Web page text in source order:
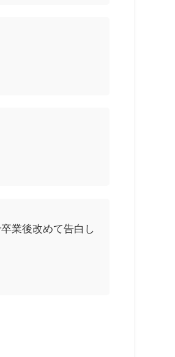
業後改めて告白し